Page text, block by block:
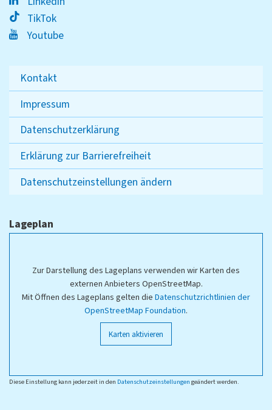
TikTok
Youtube
Kontakt
Impressum
Datenschutzerklärung
Erklärung zur Barrierefreiheit
Datenschutzeinstellungen ändern
Lageplan
Zur Darstellung des Lageplans verwenden wir Karten des
externen Anbieters OpenStreetMap.
Mit Öffnen des Lageplans gelten die Datenschutzrichtlinien der
OpenStreetMap Foundation.
Karten aktivieren
Diese Einstellung kann jederzeit in den Datenschutzeinstellungen geändert werden.